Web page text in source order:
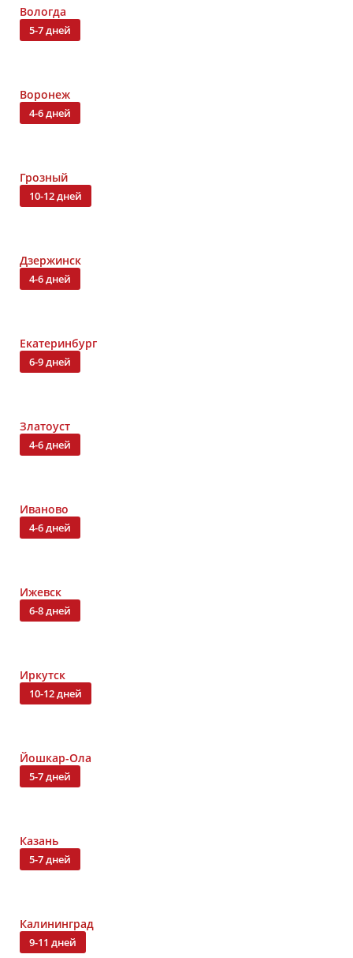
Вологда
5-7 дней
Воронеж
4-6 дней
Грозный
10-12 дней
Дзержинск
4-6 дней
Екатеринбург
6-9 дней
Златоуст
4-6 дней
Иваново
4-6 дней
Ижевск
6-8 дней
Иркутск
10-12 дней
Йошкар-Ола
5-7 дней
Казань
5-7 дней
Калининград
9-11 дней